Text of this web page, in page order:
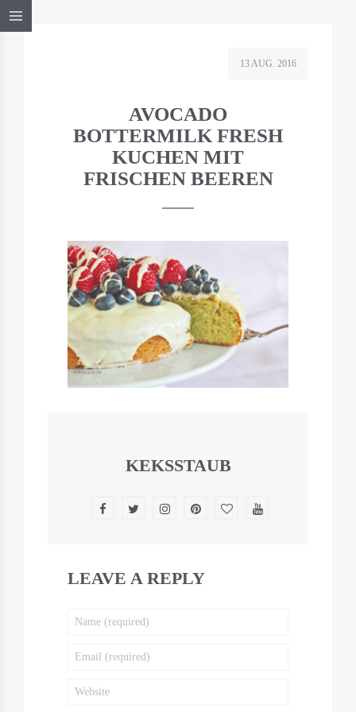
13 AUG. 2016
AVOCADO
BOTTERMILK FRESH
KUCHEN MIT
FRISCHEN BEEREN
KEKSSTAUB
LEAVE A REPLY